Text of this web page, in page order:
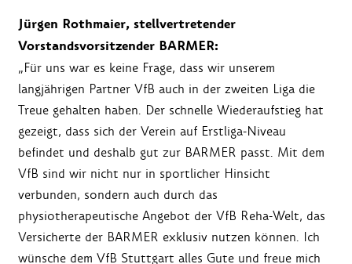
Jürgen Rothmaier, stellvertretender
Vorstandsvorsitzender BARMER:
„Für uns war es keine Frage, dass wir unserem
langjährigen Partner VfB auch in der zweiten Liga die
Treue gehalten haben. Der schnelle Wiederaufstieg hat
gezeigt, dass sich der Verein auf Erstliga-Niveau
befindet und deshalb gut zur BARMER passt. Mit dem
VfB sind wir nicht nur in sportlicher Hinsicht
verbunden, sondern auch durch das
physiotherapeutische Angebot der VfB Reha-Welt, das
Versicherte der BARMER exklusiv nutzen können. Ich
wünsche dem VfB Stuttgart alles Gute und freue mich